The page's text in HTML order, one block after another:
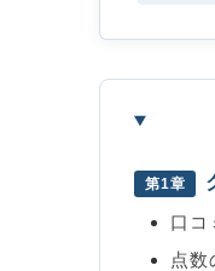
第1章
口コ
点数